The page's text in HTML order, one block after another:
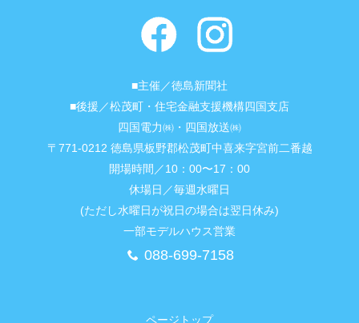
■主催／徳島新聞社
■後援／松茂町・住宅金融支援機構四国支店
四国電力㈱・四国放送㈱
〒771-0212 徳島県板野郡松茂町中喜来字宮前二番越
開場時間／10：00〜17：00
休場日／毎週水曜日
(ただし水曜日が祝日の場合は翌日休み)
一部モデルハウス営業
088-699-7158
ページトップ